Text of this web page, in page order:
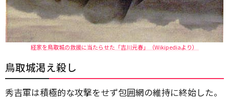
経家を鳥取城の救援に当たらせた「吉川元春」（Wikipediaより）
鳥取城渇え殺し
秀吉軍は積極的な攻撃をせず包囲網の維持に終始した。